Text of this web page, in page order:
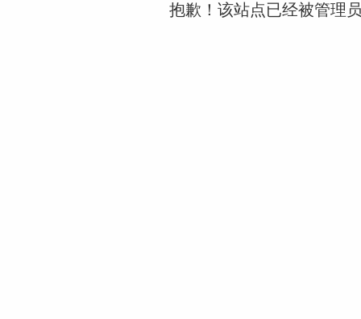
抱歉！该站点已经被管理